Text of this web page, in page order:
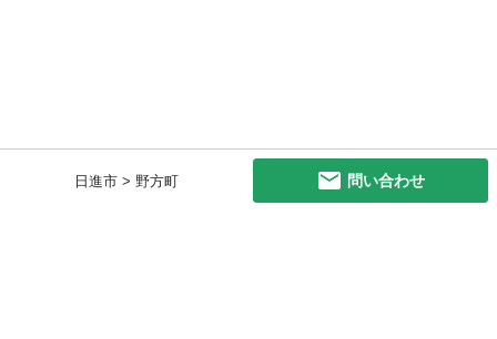
日進市 > 野方町 問い合わせ